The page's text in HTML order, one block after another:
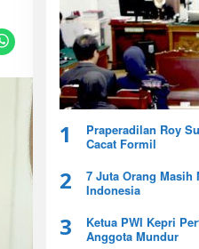
1
Praperadilan Roy
Cacat Formil
2
7 Juta Orang Masih
Indonesia
3
Ketua PWI Kepri
Anggota Mundur